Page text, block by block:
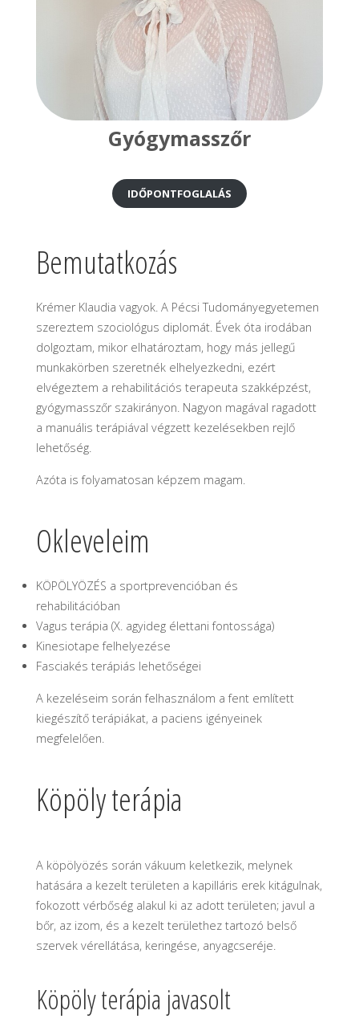
Gyógymasszőr
IDŐPONTFOGLALÁS
Bemutatkozás
Krémer Klaudia vagyok. A Pécsi Tudományegyetemen
szereztem szociológus diplomát. Évek óta irodában
dolgoztam, mikor elhatároztam, hogy más jellegű
munkakörben szeretnék elhelyezkedni, ezért
elvégeztem a rehabilitációs terapeuta szakképzést,
gyógymasszőr szakirányon. Nagyon magával ragadott
a manuális terápiával végzett kezelésekben rejlő
lehetőség.
Azóta is folyamatosan képzem magam.
Okleveleim
KÖPÖLYÖZÉS a sportprevencióban és
rehabilitációban
Vagus terápia (X. agyideg élettani fontossága)
Kinesiotape felhelyezése
Fasciakés terápiás lehetőségei
A kezeléseim során felhasználom a fent említett
kiegészítő terápiákat, a paciens igényeinek
megfelelően.
Köpöly terápia
A köpölyözés során vákuum keletkezik, melynek
hatására a kezelt területen a kapilláris erek kitágulnak,
fokozott vérbőség alakul ki az adott területen; javul a
bőr, az izom, és a kezelt területhez tartozó belső
szervek vérellátása, keringése, anyagcseréje.
Köpöly terápia javasolt